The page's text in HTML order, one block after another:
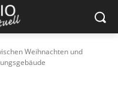
Weihnachten und